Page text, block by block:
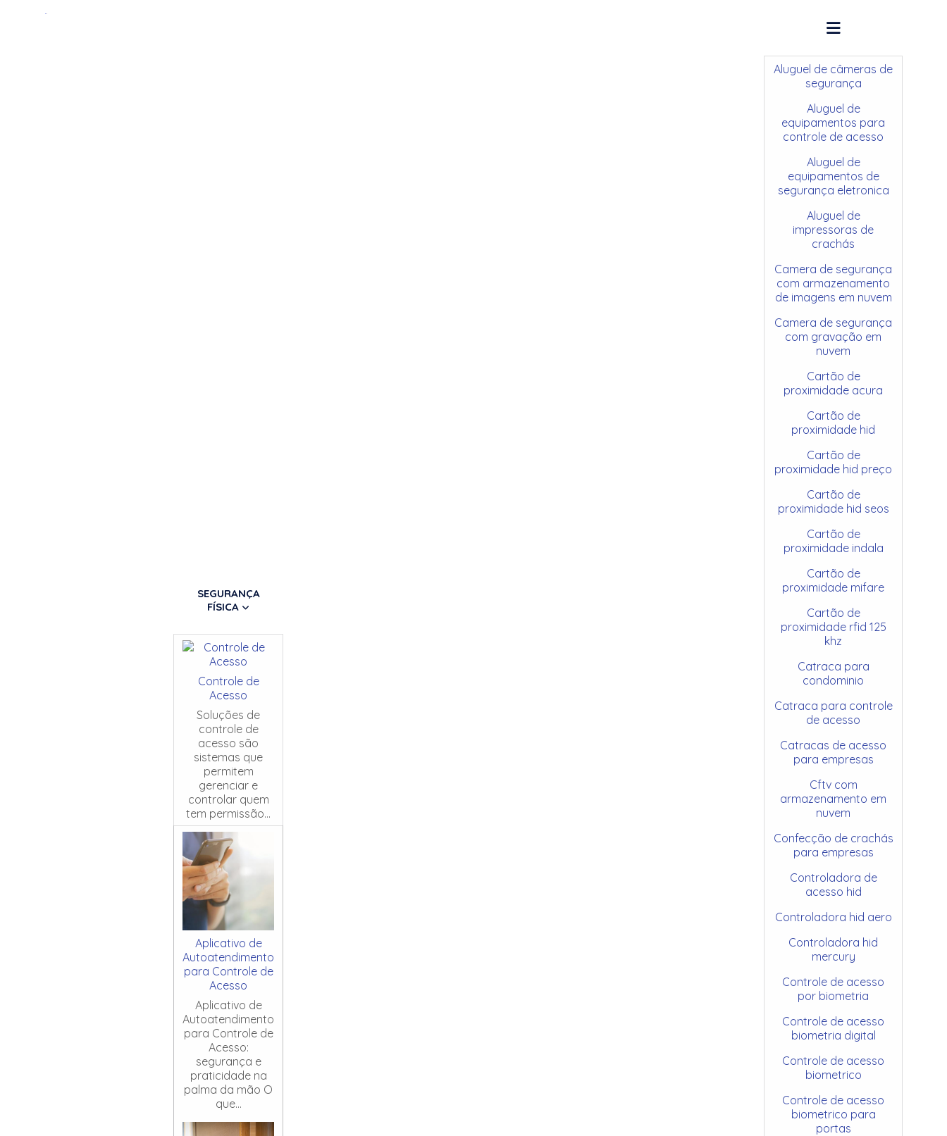
SEGURANÇA
FÍSICA
Controle de
Acesso
Soluções de
controle de
acesso são
sistemas que
permitem
gerenciar e
controlar quem
tem permissão...
Aplicativo de
Autoatendimento
para Controle de
Acesso
Aplicativo de
Autoatendimento
para Controle de
Acesso:
segurança e
praticidade na
palma da mão O
que...
Aluguel de câmeras de
segurança
Aluguel de
equipamentos para
controle de acesso
Aluguel de
equipamentos de
segurança eletronica
Aluguel de
impressoras de
crachás
Camera de segurança
com armazenamento
de imagens em nuvem
Camera de segurança
com gravação em
nuvem
Cartão de
proximidade acura
Cartão de
proximidade hid
Cartão de
proximidade hid preço
Cartão de
proximidade hid seos
Cartão de
proximidade indala
Cartão de
proximidade mifare
Cartão de
proximidade rfid 125
khz
Catraca para
condominio
Catraca para controle
de acesso
Catracas de acesso
para empresas
Cftv com
armazenamento em
nuvem
Confecção de crachás
para empresas
Controladora de
acesso hid
Controladora hid aero
Controladora hid
mercury
Controle de acesso
por biometria
Controle de acesso
biometria digital
Controle de acesso
biometrico
Controle de acesso
biometrico para
portas